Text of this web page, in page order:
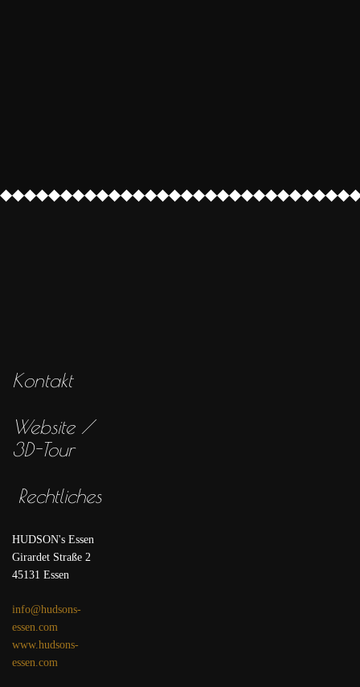
Kontakt
Website /
3D-Tour
Rechtliches
HUDSON's Essen
Girardet Straße 2
45131 Essen
info@hudsons-
essen.com
www.hudsons-
essen.com